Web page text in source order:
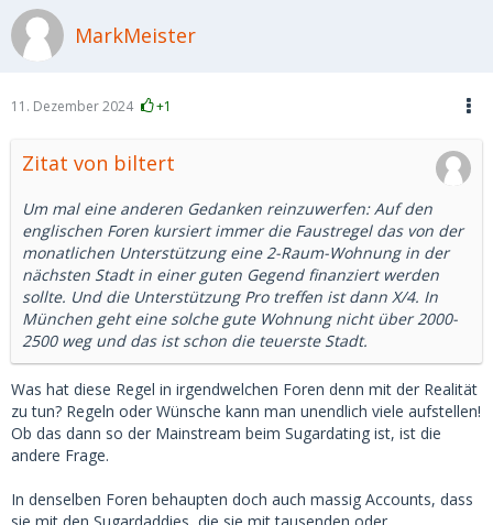
MarkMeister
11. Dezember 2024 +1
Zitat von biltert
Um mal eine anderen Gedanken reinzuwerfen: Auf den
englischen Foren kursiert immer die Faustregel das von der
monatlichen Unterstützung eine 2-Raum-Wohnung in der
nächsten Stadt in einer guten Gegend finanziert werden
sollte. Und die Unterstützung Pro treffen ist dann X/4. In
München geht eine solche gute Wohnung nicht über 2000-
2500 weg und das ist schon die teuerste Stadt.
Was hat diese Regel in irgendwelchen Foren denn mit der Realität
zu tun? Regeln oder Wünsche kann man unendlich viele aufstellen!
Ob das dann so der Mainstream beim Sugardating ist, ist die
andere Frage.
In denselben Foren behaupten doch auch massig Accounts, dass